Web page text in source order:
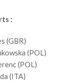
:
(GBR)
(POL)
(POL)
(ITA)